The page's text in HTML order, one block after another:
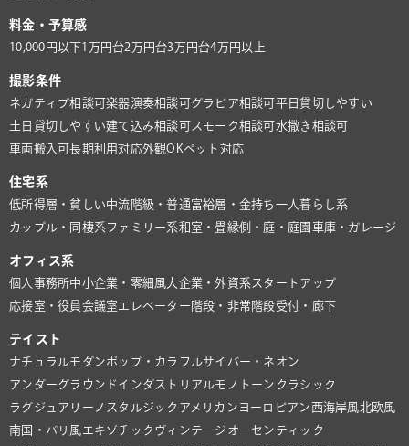
料金・予算感
10,000円以下1万円台2万円台3万円台4万円以上
撮影条件
ネガティブ相談可楽器演奏相談可 グラビア相談可 平日貸切しやすい
土日貸切しやすい建て込み相談可 スモーク相談可 水撒き相談可
車両搬入可長期利用対応外観OKペット対応
住宅系
低所得層・貧しい中流階級・普通富裕層・金持ち 一人暮らし系
カップル・同棲系ファミリー系和室・畳縁側・庭・庭園 車庫・ガレージ
オフィス系
個人事務所中小企業・零細風大企業・外資系スタートアップ
応接室・役員会議室 エレベーター 階段・非常階段受付・廊下
テイスト
ナチュラルモダンポップ・カラフルサイバー・ネオン
アンダーグラウンド インダストリアルモノトーン クラシック
ラグジュアリー ノスタルジック アメリカン ヨーロピアン 西海岸風北欧風
南国・バリ風 エキゾチック ヴィンテージ オーセンティック